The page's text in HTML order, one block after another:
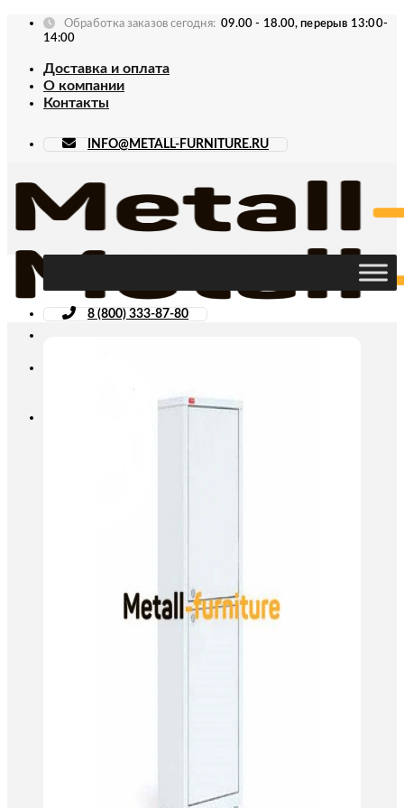
Skip
Обработка заказов сегодня: 09.00 - 18.00, перерыв 13:00-
14:00
Доставка и оплата
О компании
Контакты
INFO@METALL-FURNITURE.RU
8 (800) 333-87-80